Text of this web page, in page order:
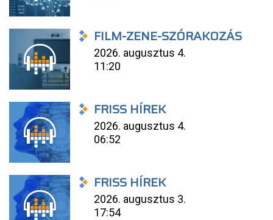
FILM-ZENE-SZÓRAKOZÁS
2026. augusztus 4.
11:20
FRISS HÍREK
2026. augusztus 4.
06:52
FRISS HÍREK
2026. augusztus 3.
17:54